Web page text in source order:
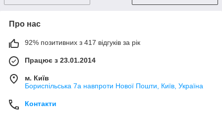
Про нас
92% позитивних з 417 відгуків за рік
Працює з 23.01.2014
м. Київ
Бориспільська 7а навпроти Нової Пошти, Київ, Україна
Контакти